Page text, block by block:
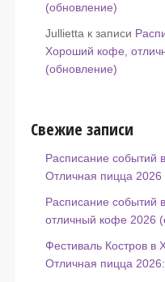
(обновление)
Jullietta к записи
Хороший кофе,
(обновление)
Свежие записи
Расписание событий
Отличная пицца 2026
Расписание событий
отличный кофе 2026
Фестиваль Костров в
Отличная пицца